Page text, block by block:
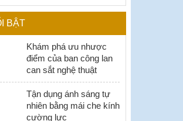
BẬT
Khám phá ưu nhược
điểm của ban công lan
can sắt nghệ thuật
Tận dụng ánh sáng tự
nhiên bằng mái che kính
cường lực